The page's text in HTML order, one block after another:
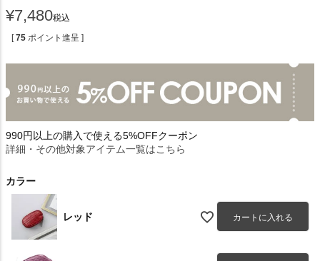
¥7,480税込
[ 75 ポイント進呈 ]
990円以上の購入で使える5%OFFクーポン
詳細・その他対象アイテム一覧はこちら
カラー
レッド カートに入れる